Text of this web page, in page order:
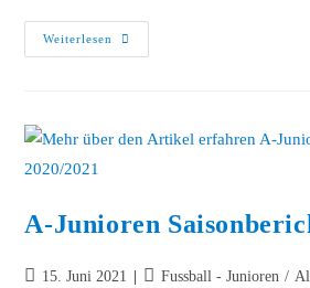
Weiterlesen
A-Junioren
15. Juni 2021 Fussball - Junioren /